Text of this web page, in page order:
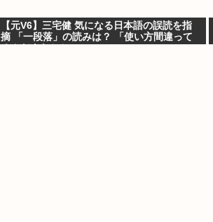
【元V6】三宅健 気になる日本語の誤読を指
摘 「一段落」の読みは？ 「使い方間違って